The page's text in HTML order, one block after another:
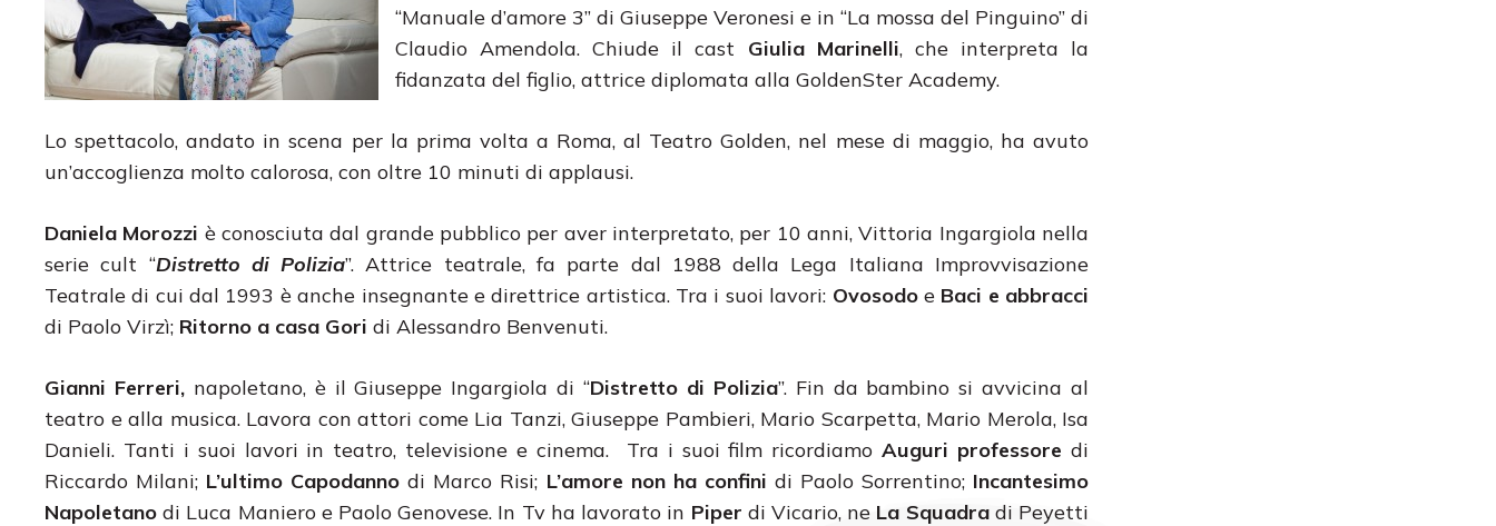
“Manuale d’amore 3” di Giuseppe Veronesi e in “La mossa del Pinguino” di
Claudio Amendola. Chiude il cast Giulia Marinelli, che interpreta la
fidanzata del figlio, attrice diplomata alla GoldenSter Academy.
Lo spettacolo, andato in scena per la prima volta a Roma, al Teatro Golden, nel mese di maggio, ha avuto
un’accoglienza molto calorosa, con oltre 10 minuti di applausi.
Daniela Morozzi è conosciuta dal grande pubblico per aver interpretato, per 10 anni, Vittoria Ingargiola nella
serie cult “Distretto di Polizia”. Attrice teatrale, fa parte dal 1988 della Lega Italiana Improvvisazione
Teatrale di cui dal 1993 è anche insegnante e direttrice artistica. Tra i suoi lavori: Ovosodoe Baci e abbracci
di Paolo Virzì; Ritorno a casa Gori di Alessandro Benvenuti.
Gianni Ferreri, napoletano, è il Giuseppe Ingargiola di “Distretto di Polizia”. Fin da bambino si avvicina al
teatro e alla musica. Lavora con attori come Lia Tanzi, Giuseppe Pambieri, Mario Scarpetta, Mario Merola, Isa
Danieli. Tanti i suoi lavori in teatro, televisione e cinema. Tra i suoi film ricordiamoAuguri professore di
Riccardo Milani; L’ultimo Capodanno di Marco Risi; L’amore non ha confini di Paolo Sorrentino; Incantesimo
Napoletano di Luca Maniero e Paolo Genovese. In Tv ha lavorato in Piper di Vicario, ne La Squadradi Peyetti